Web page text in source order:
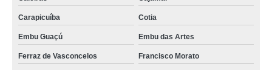
Carapicuíba Cotia
Embu Guaçú Embu das Artes
Ferraz de Vasconcelos Francisco Morato